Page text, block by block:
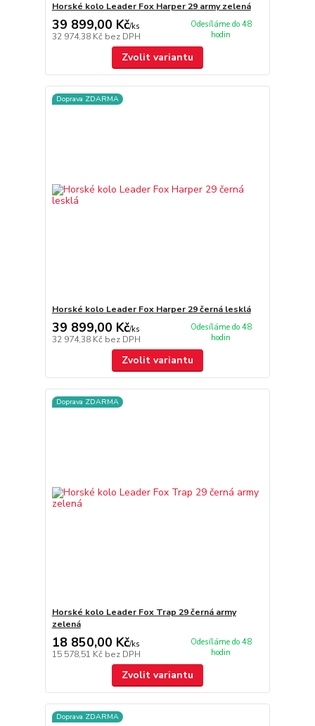
Horské kolo Leader Fox Harper 29 army zelená
39 899,00 Kč/ks
32 974,38 Kč bez DPH
Odesíláme do 48
hodin
Zvolit variantu
Doprava ZDARMA
Horské kolo Leader Fox Harper 29 černá lesklá
39 899,00 Kč/ks
32 974,38 Kč bez DPH
Odesíláme do 48
hodin
Zvolit variantu
Doprava ZDARMA
Horské kolo Leader Fox Trap 29 černá army
zelená
18 850,00 Kč/ks
15 578,51 Kč bez DPH
Odesíláme do 48
hodin
Zvolit variantu
Doprava ZDARMA